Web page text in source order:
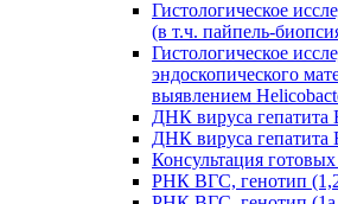
Гистологическое
(в т.ч. пайпель-
Гистологическое
эндоскопического
выявлением
ДНК вируса гепатита
ДНК вируса гепатита
Консультация
РНК ВГC, генотип